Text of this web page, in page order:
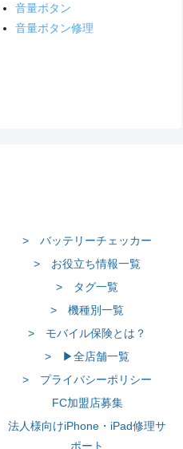
音量ボタン
音量ボタン修理
> バッテリーチェッカー
> お役立ち情報一覧
> タグ一覧
> 機種別一覧
> モバイル保険とは？
> ▶全店舗一覧
> プライバシーポリシー
FC加盟店募集
法人様向けiPhone・iPad修理サ
ポート